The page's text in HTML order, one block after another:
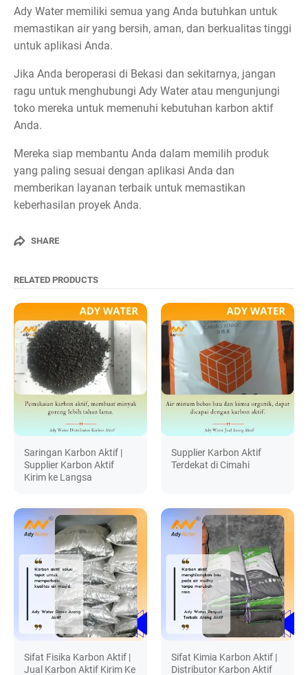
Ady Water memiliki semua yang Anda butuhkan untuk
memastikan air yang bersih, aman, dan berkualitas tinggi
untuk aplikasi Anda.
Jika Anda beroperasi di Bekasi dan sekitarnya, jangan
ragu untuk menghubungi Ady Water atau mengunjungi
toko mereka untuk memenuhi kebutuhan karbon aktif
Anda.
Mereka siap membantu Anda dalam memilih produk
yang paling sesuai dengan aplikasi Anda dan
memberikan layanan terbaik untuk memastikan
keberhasilan proyek Anda.
SHARE
RELATED PRODUCTS
Saringan Karbon Aktif |
Supplier Karbon Aktif
Kirim ke Langsa
Supplier Karbon Aktif
Terdekat di Cimahi
Sifat Fisika Karbon Aktif |
Jual Karbon Aktif Kirim Ke
Sifat Kimia Karbon Aktif |
Distributor Karbon Aktif